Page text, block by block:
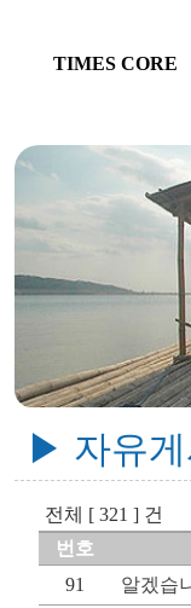
TIMES CORE
▶ 자유
전체 [ 321 ] 건
번호
91
알겠습